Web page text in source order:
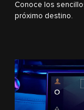
Conoce los
próximo destino.